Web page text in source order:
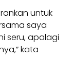
untuk
saya
seru, apalagi
kata